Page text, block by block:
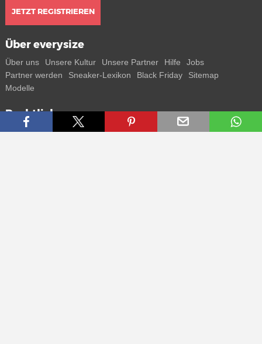
JETZT REGISTRIEREN
Über everysize
Über uns Unsere Kultur Unsere Partner Hilfe
Jobs
Partner werden
Sneaker-Lexikon Black Friday
Sitemap
Modelle
Rechtliches
AGB Datenschutz Impressum Kontakt